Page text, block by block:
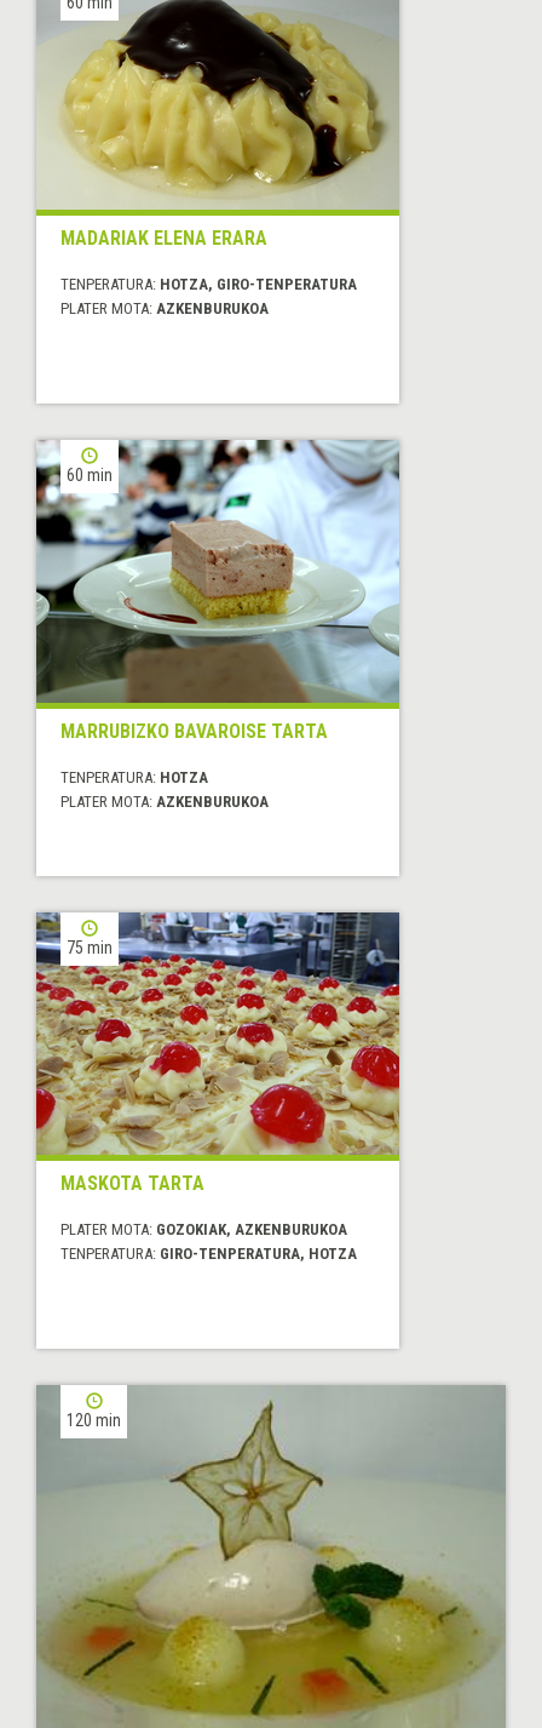
MADARIAK ELENA ERARA
TENPERATURA: HOTZA, GIRO-TENPERATURA
PLATER MOTA: AZKENBURUKOA
60 min
MARRUBIZKO BAVAROISE TARTA
TENPERATURA: HOTZA
PLATER MOTA: AZKENBURUKOA
75 min
MASKOTA TARTA
PLATER MOTA: GOZOKIAK, AZKENBURUKOA
TENPERATURA: GIRO-TENPERATURA, HOTZA
120 min